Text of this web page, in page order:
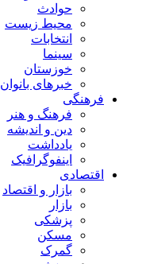
حوادث
محیط زیست
انتخابات
سینما
خوزستان
خبرهای بانوان
فرهنگی
فرهنگ و هنر
دین و اندیشه
یادداشت
اینفوگرافیک
اقتصادی
بازار و اقتصاد
بازار
پزشکی
مسکن
گمرک